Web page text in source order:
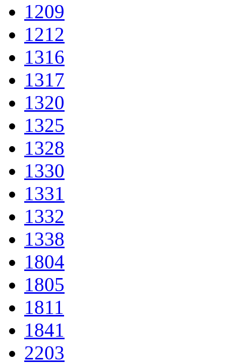
1209
1212
1316
1317
1320
1325
1328
1330
1331
1332
1338
1804
1805
1811
1841
2203